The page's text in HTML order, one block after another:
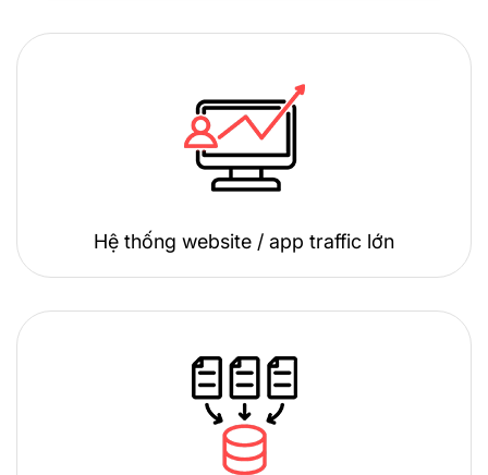
Hệ thống website / app traffic lớn